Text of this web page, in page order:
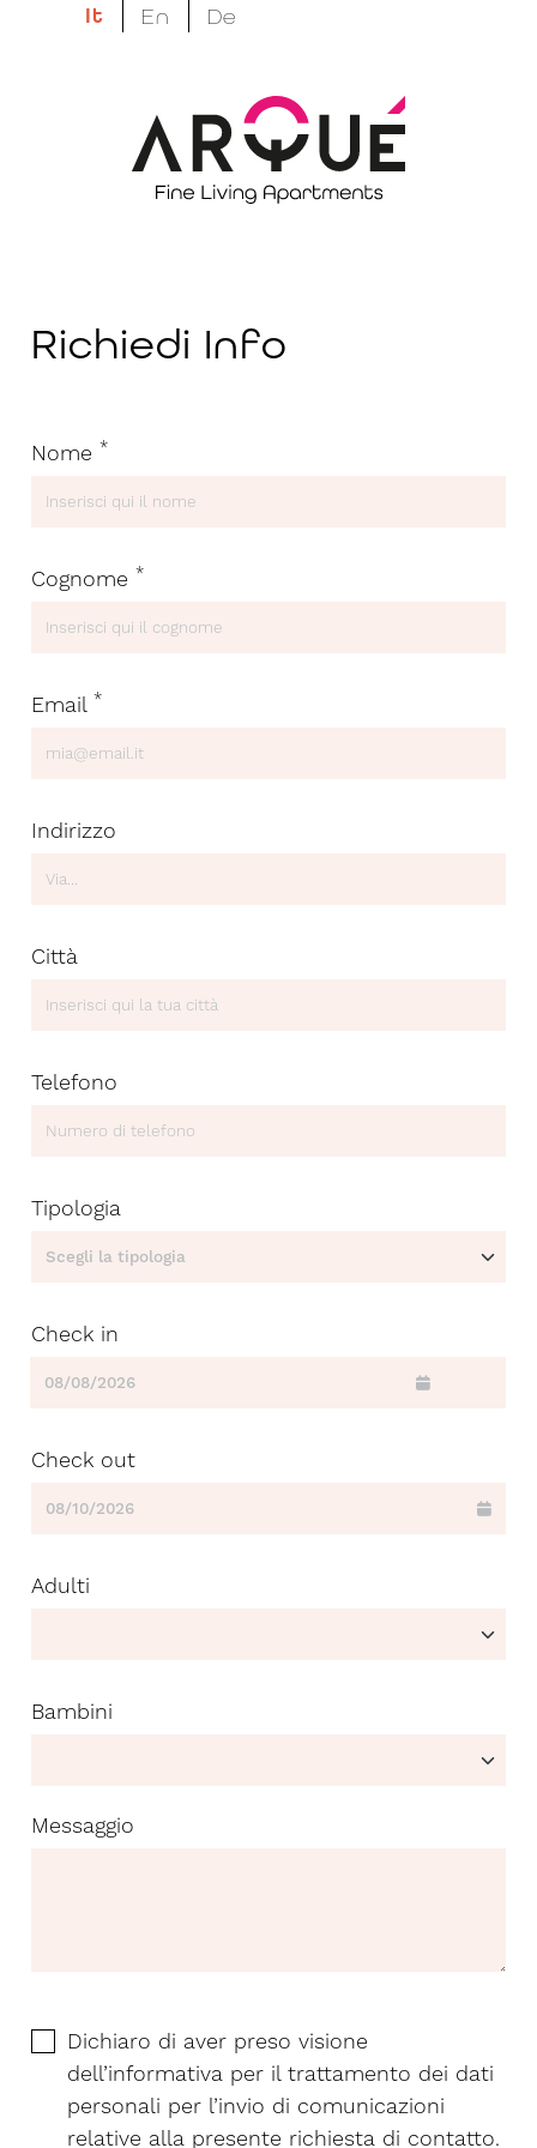
It En De
Trentino
Il tuo ritmo, il tuo
tempo, la tua libertà.
Richiedi Info
Nome *
Cognome *
Email *
Indirizzo
Città
Telefono
Tipologia
Check in
Check out
Adulti
Bambini
Messaggio
Dichiaro di aver preso visione
dell’informativa per il trattamento dei dati
personali per l’invio di comunicazioni
relative alla presente richiesta di contatto.